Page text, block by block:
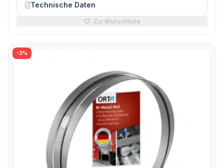
Technische Daten
Zur Wunschliste
-3%